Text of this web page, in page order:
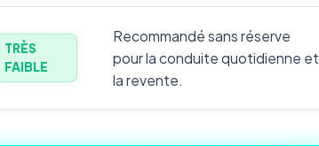
TRÈS
FAIBLE
Recommandé sans réserve
pour la conduite quotidienne et
la revente.